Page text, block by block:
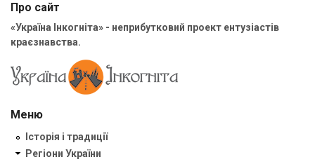
Про сайт
«Україна Інкогніта» - неприбутковий проект ентузіастів
краєзнавства.
Меню
Історія і традиції
Регіони України